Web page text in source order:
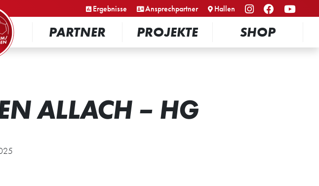
Ergebnisse Ansprechpartner Hallen
PARTNER
PROJEKTE SHOP
ALLACH – HG